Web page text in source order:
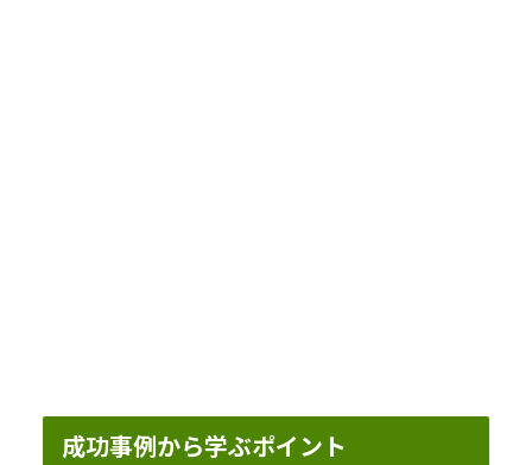
成功事例から学ぶポイント